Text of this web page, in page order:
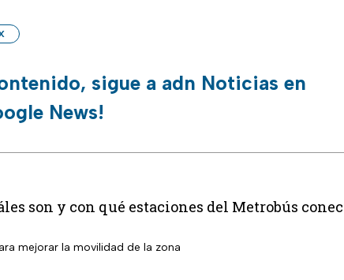
sigue a adn Noticias en
News!
son y con qué estaciones del Metrobús
mejorar la movilidad de la zona